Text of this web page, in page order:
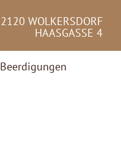
2120 WOLKERSDORF
HAASGASSE 4
Beerdigungen